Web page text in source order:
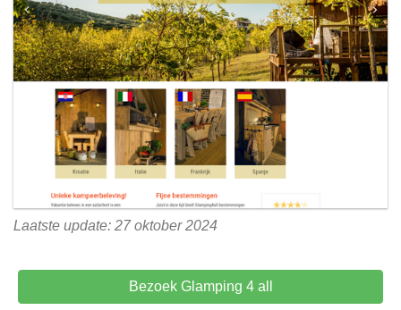
Laatste update: 27 oktober 2024
Bezoek Glamping 4 all